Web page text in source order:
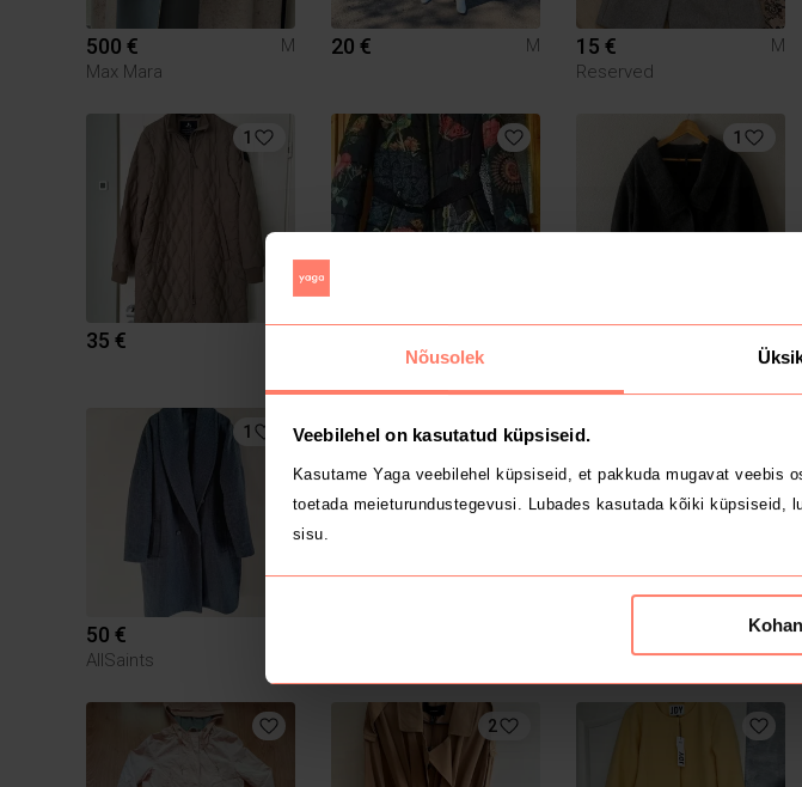
Nõusolek
Veebilehel on kasutatud küpsiseid.
Kasutame Yaga veebilehel küpsiseid, et pakkuda mugavat veebis
toetada meieturundustegevusi. Lubades kasutada kõiki küpsiseid,
sisu.
500 €
M
Max Mara
20 € M 15 €
M
Reserved
1
35 €
1
1
50 €
AllSaints
M
Desigual
2